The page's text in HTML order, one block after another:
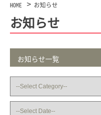
HOME お知らせ
お知らせ
お知らせ一覧